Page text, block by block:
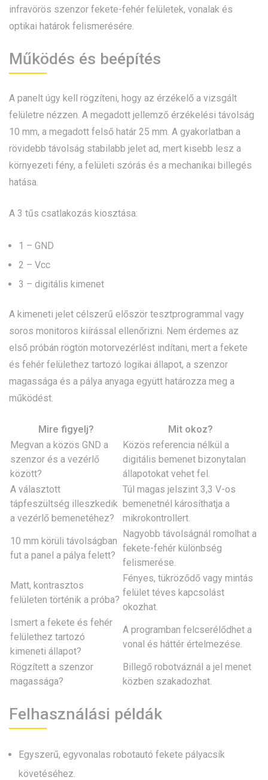
infravörös szenzor fekete-fehér felületek, vonalak és
optikai határok felismerésére.
Működés és beépítés
A panelt úgy kell rögzíteni, hogy az érzékelő a vizsgált
felületre nézzen. A megadott jellemző érzékelési távolság
10 mm, a megadott felső határ 25 mm. A gyakorlatban a
rövidebb távolság stabilabb jelet ad, mert kisebb lesz a
környezeti fény, a felületi szórás és a mechanikai billegés
hatása.
A 3 tűs csatlakozás kiosztása:
1 – GND
2 – Vcc
3 – digitális kimenet
A kimeneti jelet célszerű először tesztprogrammal vagy
soros monitoros kiírással ellenőrizni. Nem érdemes az
első próbán rögtön motorvezérlést indítani, mert a fekete
és fehér felülethez tartozó logikai állapot, a szenzor
magassága és a pálya anyaga együtt határozza meg a
működést.
Mire figyelj?
Mit okoz?
Megvan a közös GND a
szenzor és a vezérlő
között?
Közös referencia nélkül a
digitális bemenet bizonytalan
állapotokat vehet fel.
A választott
tápfeszültség illeszkedik
a vezérlő bemenetéhez?
Túl magas jelszint 3,3 V-os
bemenetnél károsíthatja a
mikrokontrollert.
10 mm körüli távolságban
fut a panel a pálya felett?
Nagyobb távolságnál romolhat a
fekete-fehér különbség
felismerése.
Matt, kontrasztos
felületen történik a próba?
Fényes, tükröződő vagy mintás
felület téves kapcsolást
okozhat.
Ismert a fekete és fehér
felülethez tartozó
kimeneti állapot?
A programban felcserélődhet a
vonal és háttér értelmezése.
Rögzített a szenzor
magassága?
Billegő robotváznál a jel menet
közben szakadozhat.
Felhasználási példák
Egyszerű, egyvonalas robotautó fekete pályacsík
követéséhez.